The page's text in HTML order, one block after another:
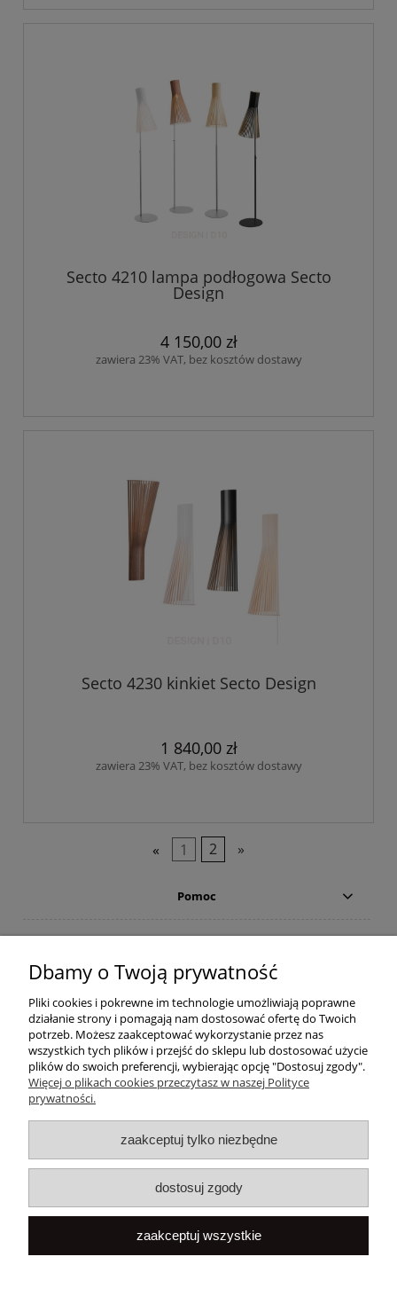
Secto 4210 lampa podłogowa Secto
Design
4 150,00 zł
zawiera 23% VAT, bez kosztów dostawy
Secto 4230 kinkiet Secto Design
1 840,00 zł
zawiera 23% VAT, bez kosztów dostawy
« 1 2 »
Pomoc
Moje konto
Płatności i dostawa
Informacje
O nas
Popularne
Dbamy o Twoją prywatność
Pliki cookies i pokrewne im technologie umożliwiają poprawne
działanie strony i pomagają nam dostosować ofertę do Twoich
potrzeb. Możesz zaakceptować wykorzystanie przez nas
wszystkich tych plików i przejść do sklepu lub dostosować użycie
plików do swoich preferencji, wybierając opcję "Dostosuj zgody".
Więcej o plikach cookies przeczytasz w naszej Polityce
prywatności.
zaakceptuj tylko niezbędne
dostosuj zgody
zaakceptuj wszystkie